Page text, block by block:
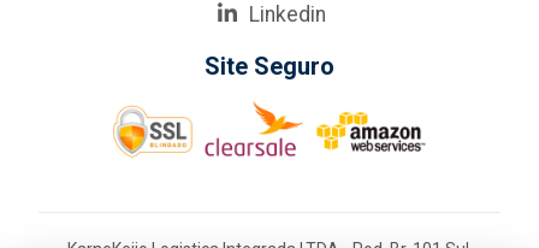
Linkedin
Site Seguro